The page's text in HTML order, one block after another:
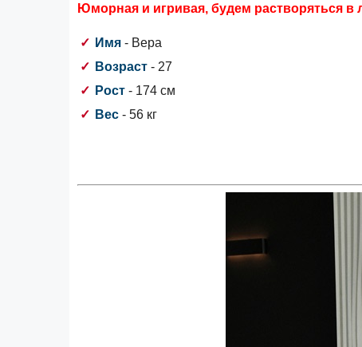
Юморная и игривая, будем растворяться в
Имя - Вера
Возраст - 27
Рост - 174 см
Вес - 56 кг